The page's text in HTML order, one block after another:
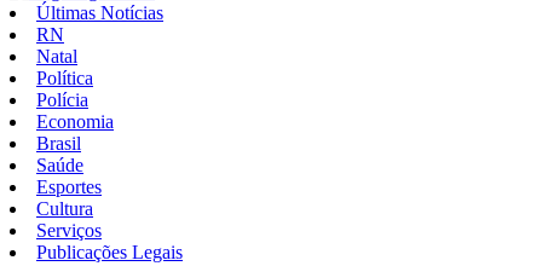
Últimas Notícias
RN
Natal
Política
Polícia
Economia
Brasil
Saúde
Esportes
Cultura
Serviços
Publicações Legais